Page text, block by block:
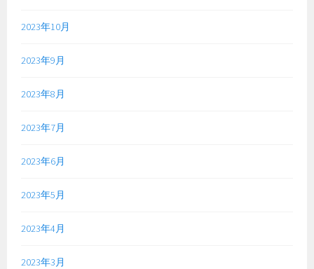
2023年10月
2023年9月
2023年8月
2023年7月
2023年6月
2023年5月
2023年4月
2023年3月